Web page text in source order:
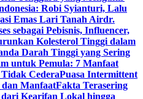
Robi Syianturi, Lalu
Emas Lari Tanah Airdr.
sebagai Pebisnis, Influencer,
Kolesterol Tinggi dalam
Darah Tinggi yang Sering
untuk Pemula: 7 Manfaat
CederaPuasa Intermittent
ManfaatFakta Terasering
Kearifan Lokal hingga